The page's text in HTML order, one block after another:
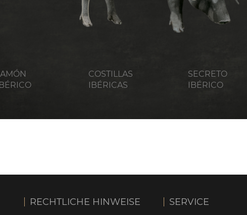
COSTILLAS
IBÉRICAS
SECRETO
IBÉRICO
RECHTLICHE HINWEISE SERVICE